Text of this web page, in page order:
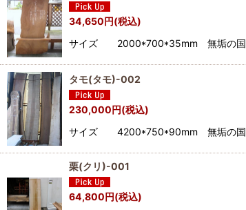
34,650円(税込)
サイズ 2000*700*35mm 無垢の国
タモ(タモ)-002
230,000円(税込)
サイズ 4200*750*90mm 無垢の国
栗(クリ)-001
64,800円(税込)